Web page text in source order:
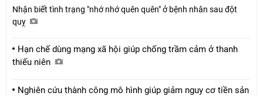
Nhận biết tình trạng "nhớ nhớ quên quên" ở bệnh nhân sau đột
quỵ
Hạn chế dùng mạng xã hội giúp chống trầm cảm ở thanh
thiếu niên
Nghiên cứu thành công mô hình giúp giảm nguy cơ tiền sản